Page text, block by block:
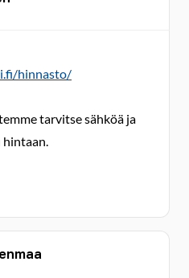
hinnasto/
tarvitse sähköä ja
hintaan.